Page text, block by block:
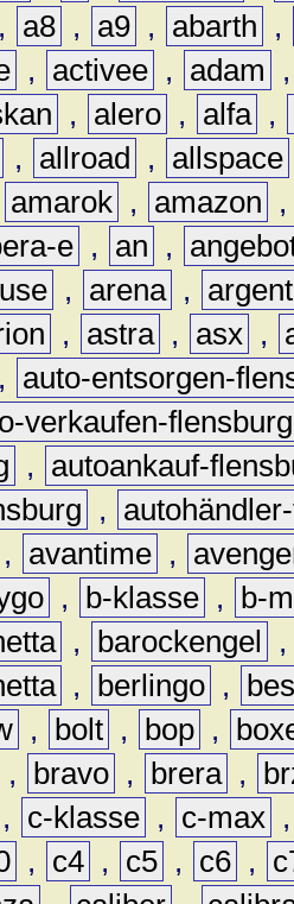
, a8 , a9 , abarth
,
, activee , adam
, alero , alfa ,
, allroad , allspace
amarok , amazon
e , an ,
, arena ,
, astra , asx ,
,
auto-entsorgen-
verkaufen-flensburg
,
autoankauf-
,
, avantime ,
, b-klasse ,
b-
, barockengel
, berlingo ,
, bolt , bop ,
, bravo , brera ,
, c-klasse , c-max
, c4 , c5 , c6 ,